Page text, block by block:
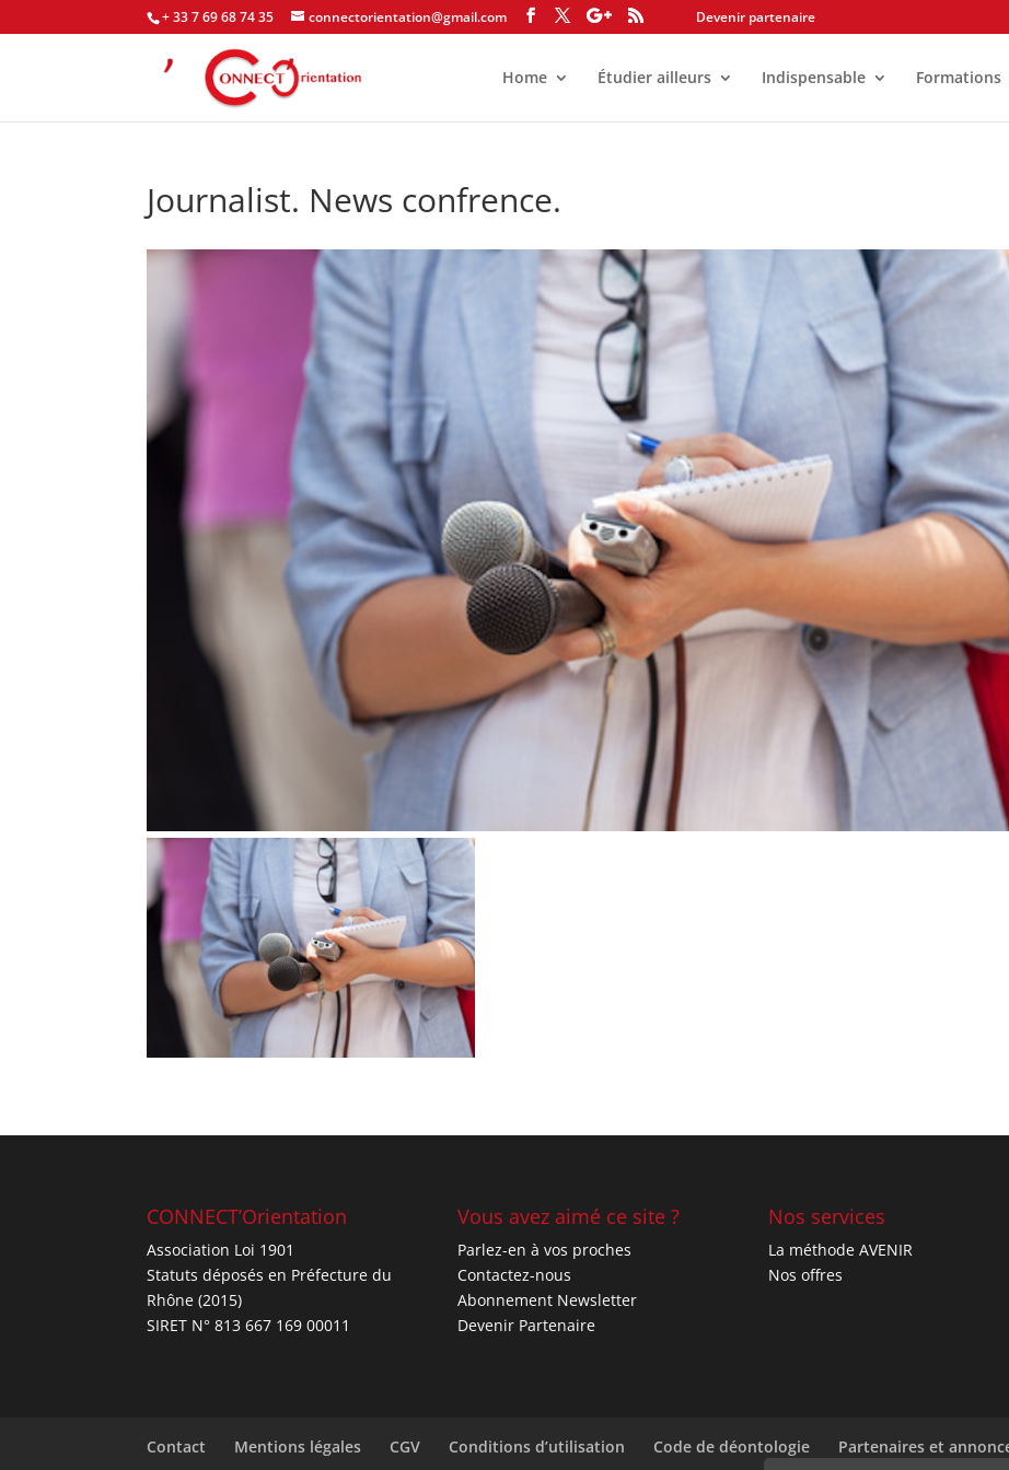
+ 33 7 69 68 74 35 connectorientation@gmail.com Devenir partenaire
Home Étudier ailleurs Indispensable Formations
Journalist. News confrence.
CONNECT’Orientation
Association Loi 1901
Statuts déposés en Préfecture du
Rhône (2015)
SIRET N° 813 667 169 00011
Vous avez aimé ce site ?
Parlez-en à vos proches
Contactez-nous
Abonnement Newsletter
Devenir Partenaire
Nos services
La méthode AVENIR
Nos offres
Contact Mentions légales CGV Conditions d’utilisation Code de déontologie Partenaires et